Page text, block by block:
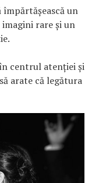
împărtășească un
rare și un
centrul atenției și
arate că legătura